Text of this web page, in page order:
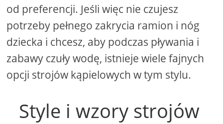
od preferencji. Jeśli więc nie czujesz
potrzeby pełnego zakrycia ramion i nóg
dziecka i chcesz, aby podczas pływania i
zabawy czuły wodę, istnieje wiele fajnych
opcji strojów kąpielowych w tym stylu.
Style i wzory strojów